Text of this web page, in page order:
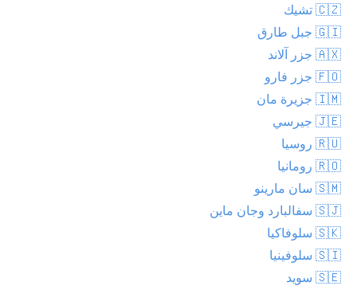
🇨🇿 تشيك
🇬🇮 جبل طارق
🇦🇽 جزر آلاند
🇫🇴 جزر فارو
🇮🇲 جزيرة مان
🇯🇪 جيرسي
🇷🇺 روسيا
🇷🇴 رومانيا
🇸🇲 سان مارينو
🇸🇯 سفالبارد وجان ماين
🇸🇰 سلوفاكيا
🇸🇮 سلوفينيا
🇸🇪 سويد